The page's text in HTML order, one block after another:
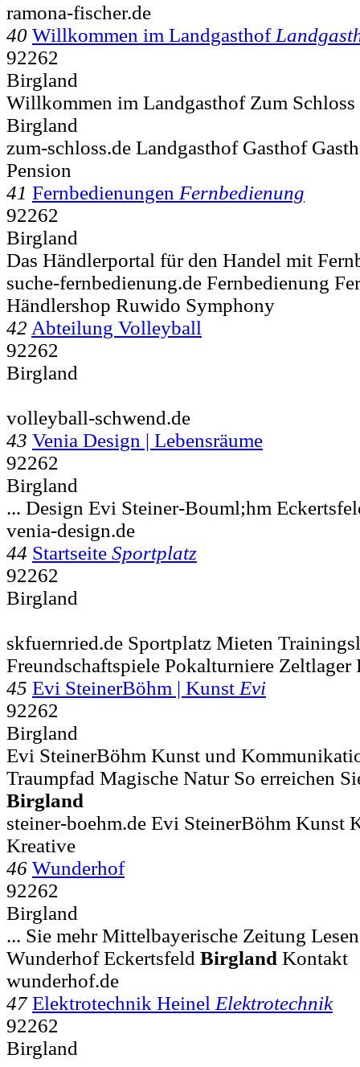
ramona-fischer.de
40 Willkommen im Landgasthof
92262
Birgland
Willkommen im Landgasthof Zum Schloss
Birgland
zum-schloss.de Landgasthof Gasthof
Pension
41 Fernbedienungen Fernbedienung
92262
Birgland
Das Händlerportal für den Handel mit
suche-fernbedienung.de Fernbedienung
Händlershop Ruwido Symphony
42 Abteilung Volleyball
92262
Birgland
volleyball-schwend.de
43 Venia Design | Lebensräume
92262
Birgland
... Design Evi Steiner-Bouml;hm
venia-design.de
44 Startseite Sportplatz
92262
Birgland
skfuernried.de Sportplatz Mieten
Freundschaftspiele Pokalturniere Zeltlager
45 Evi SteinerBöhm | Kunst Evi
92262
Birgland
Evi SteinerBöhm Kunst und
Traumpfad Magische Natur So erreichen
Birgland
steiner-boehm.de Evi SteinerBöhm Kunst
Kreative
46 Wunderhof
92262
Birgland
... Sie mehr Mittelbayerische Zeitung
Wunderhof Eckertsfeld Birgland Kontakt
wunderhof.de
47 Elektrotechnik Heinel Elektrotechnik
92262
Birgland